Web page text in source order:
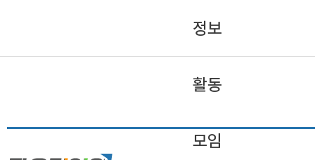
정보
활동
모임